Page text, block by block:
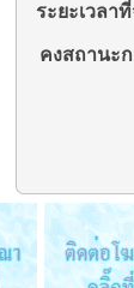
ระยะเวลา
คงสถานะ